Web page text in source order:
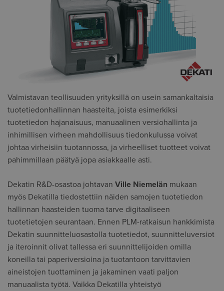
Valmistavan teollisuuden yrityksillä on usein samankaltaisia
tuotetiedonhallinnan haasteita, joista esimerkiksi
tuotetiedon hajanaisuus, manuaalinen versiohallinta ja
inhimillisen virheen mahdollisuus tiedonkulussa voivat
johtaa virheisiin tuotannossa, ja virheelliset tuotteet voivat
pahimmillaan päätyä jopa asiakkaalle asti.
Dekatin R&D-osastoa johtavan Ville Niemelän mukaan
myös Dekatilla tiedostettiin näiden samojen tuotetiedon
hallinnan haasteiden tuoma tarve digitaaliseen
tuotetietojen seurantaan. Ennen PLM-ratkaisun hankkimista
Dekatin suunnitteluosastolla tuotetiedot, suunnitteluversiot
ja iteroinnit olivat tallessa eri suunnittelijoiden omilla
koneilla tai paperiversioina ja tuotantoon tarvittavien
aineistojen tuottaminen ja jakaminen vaati paljon
manuaalista työtä. Vaikka Dekatilla yhteistyö